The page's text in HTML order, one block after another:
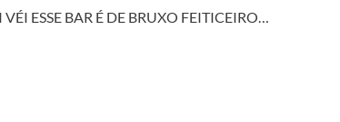
ESSE BAR É DE BRUXO FEITICEIRO…